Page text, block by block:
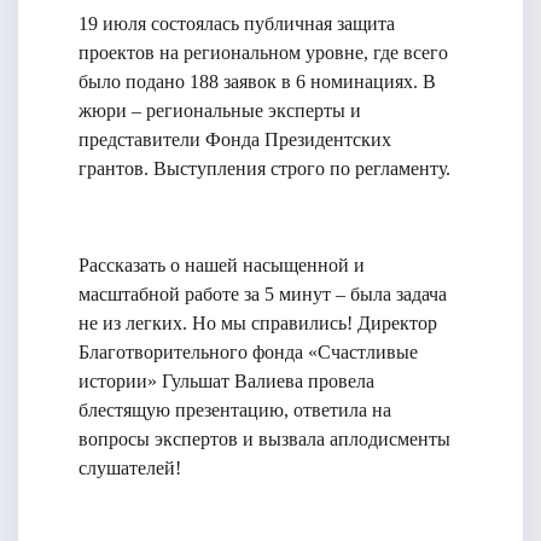
19 июля состоялась публичная защита
проектов на региональном уровне, где всего
было подано 188 заявок в 6 номинациях. В
жюри – региональные эксперты и
представители Фонда Президентских
грантов. Выступления строго по регламенту.
Рассказать о нашей насыщенной и
масштабной работе за 5 минут – была задача
не из легких. Но мы справились! Директор
Благотворительного фонда «Счастливые
истории» Гульшат Валиева провела
блестящую презентацию, ответила на
вопросы экспертов и вызвала аплодисменты
слушателей!